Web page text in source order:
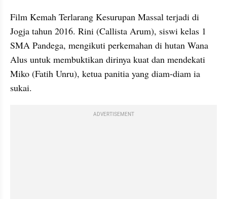
Film Kemah Terlarang Kesurupan Massal terjadi di
Jogja tahun 2016. Rini (Callista Arum), siswi kelas 1
SMA Pandega, mengikuti perkemahan di hutan Wana
Alus untuk membuktikan dirinya kuat dan mendekati
Miko (Fatih Unru), ketua panitia yang diam-diam ia
sukai.
ADVERTISEMENT